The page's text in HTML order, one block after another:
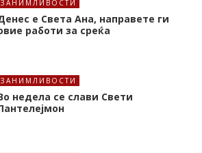
ЗАНИМЛИВОСТИ
е Света Ана, направете ги
работи за среќа
ЗАНИМЛИВОСТИ
недела се слави Свети